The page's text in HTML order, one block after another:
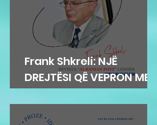
Frank Shkreli: NJË
DREJTËSI QË VEPRON ME
INTEGRITET